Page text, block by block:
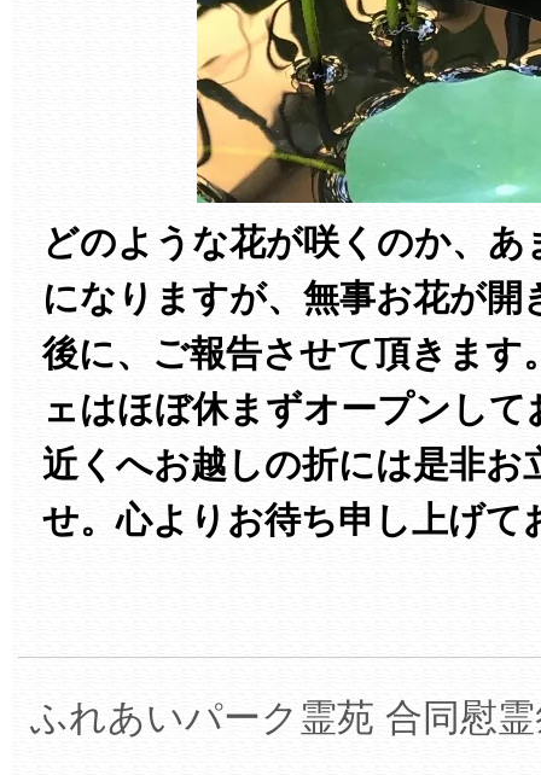
どのような花が咲くのか、あ
になりますが、無事お花が開
後に、ご報告させて頂きます
ェはほぼ休まずオープンし
近くへお越しの折には是非お
せ。心よりお待ち申し上げて
ふれあいパーク霊苑 合同慰